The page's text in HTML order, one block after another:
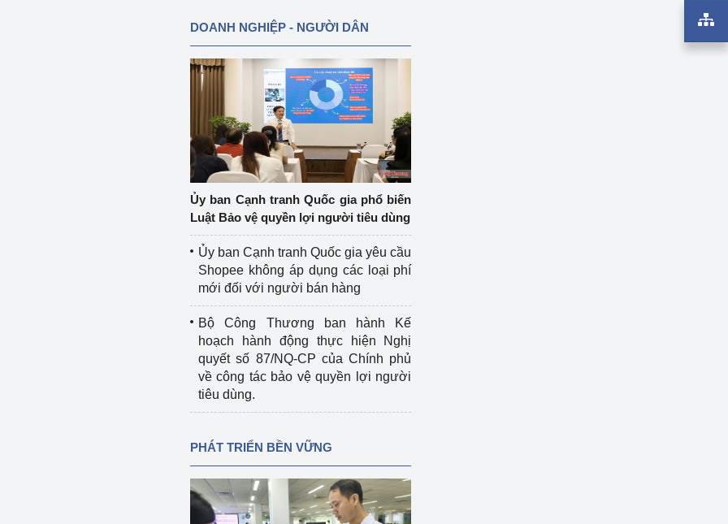
DOANH NGHIỆP - NGƯỜI DÂN
Ủy ban Cạnh tranh Quốc gia phổ biến
Luật Bảo vệ quyền lợi người tiêu dùng
Ủy ban Cạnh tranh Quốc gia yêu cầu
Shopee không áp dụng các loại phí
mới đối với người bán hàng
Bộ Công Thương ban hành Kế
hoạch hành động thực hiện Nghị
quyết số 87/NQ-CP của Chính phủ
về công tác bảo vệ quyền lợi người
tiêu dùng.
PHÁT TRIỂN BỀN VỮNG